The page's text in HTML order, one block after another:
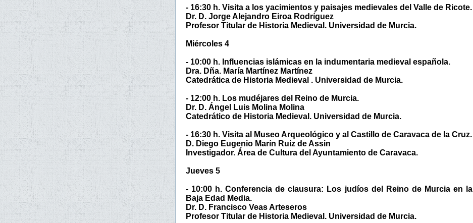
- 16:30 h. Visita a los yacimientos y paisajes medievales del Valle de Ricote.
Dr. D. Jorge Alejandro Eiroa Rodríguez
Profesor Titular de Historia Medieval. Universidad de Murcia.
Miércoles 4
- 10:00 h. Influencias islámicas en la indumentaria medieval española.
Dra. Dña. María Martínez Martínez
Catedrática de Historia Medieval . Universidad de Murcia.
- 12:00 h. Los mudéjares del Reino de Murcia.
Dr. D. Ángel Luis Molina Molina
Catedrático de Historia Medieval. Universidad de Murcia.
- 16:30 h. Visita al Museo Arqueológico y al Castillo de Caravaca de la Cruz.
D. Diego Eugenio Marín Ruiz de Assin
Investigador. Área de Cultura del Ayuntamiento de Caravaca.
Jueves 5
- 10:00 h. Conferencia de clausura: Los judíos del Reino de Murcia en la
Baja Edad Media.
Dr. D. Francisco Veas Arteseros
Profesor Titular de Historia Medieval. Universidad de Murcia.